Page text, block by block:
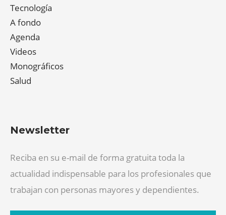
Tecnología
A fondo
Agenda
Videos
Monográficos
Salud
Newsletter
Reciba en su e-mail de forma gratuita toda la
actualidad indispensable para los profesionales que
trabajan con personas mayores y dependientes.